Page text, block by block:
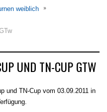
weiblich
UND TN-CUP GTW
und TN-Cup vom 03.09.2011 in